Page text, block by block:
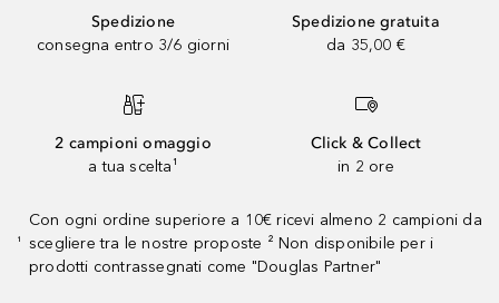
Spedizione
consegna entro 3/6 giorni
Spedizione gratuita
da 35,00 €
2 campioni omaggio
a tua scelta¹
Click & Collect
in 2 ore
¹
Con ogni ordine superiore a 10€ ricevi almeno 2 campioni da
scegliere tra le nostre proposte ² Non disponibile per i
prodotti contrassegnati come "Douglas Partner"